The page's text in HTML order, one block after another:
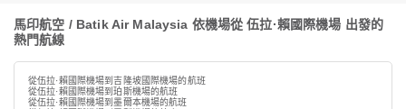
馬印航空 / Batik Air Malaysia 依機場從 伍拉·賴國際機場 出發的
熱門航線
從伍拉·賴國際機場到吉隆坡國際機場的航班
從伍拉·賴國際機場到珀斯機場的航班
從伍拉·賴國際機場到墨爾本機場的航班